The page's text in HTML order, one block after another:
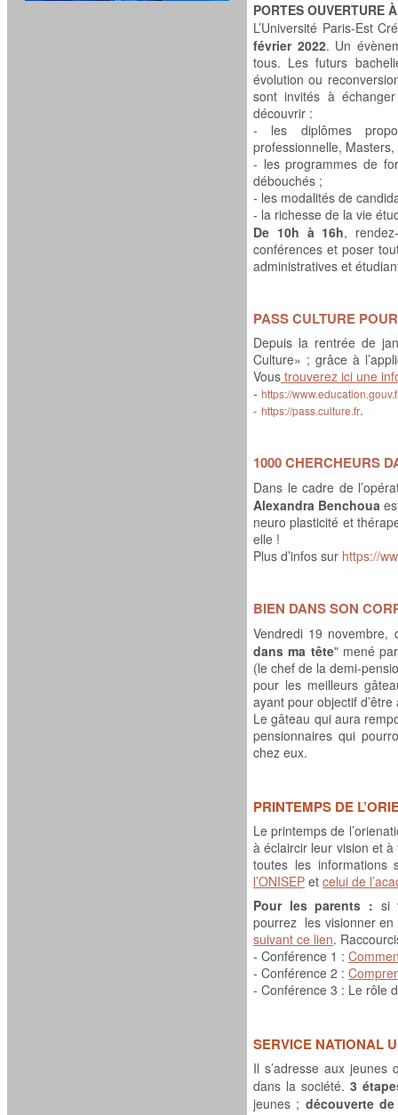
PORTES OUVERTURE À
L’Université Paris-Est
février 2022. Un
tous. Les futurs
évolution ou
sont invités à
découvrir :
- les diplômes
professionnelle,
- les programmes de
débouchés ;
- les modalités de
- la richesse de la vie
De 10h à 16h,
conférences et poser
administratives et
PASS CULTURE
Depuis la rentrée de
Culture» ; grâce à
Vous trouverez ici une
- https://
- https://pass.culture.fr.
1000 CHERCHEURS
Dans le cadre de
Alexandra Benchoua
neuro plasticité et
elle !
Plus d’infos sur https://
BIEN DANS SON
Vendredi 19
dans ma tête" mené
(le chef de la demi-
pour les meilleurs
ayant pour objectif
Le gâteau qui aura
pensionnaires qui
chez eux.
PRINTEMPS DE
Le printemps de
à éclaircir leur vision et
toutes les
l’ONISEP et celui de
Pour les parents : si
pourrez les visionner en
suivant ce lien.
- Conférence 1 :
- Conférence 2 :
- Conférence 3 : Le rôle
SERVICE NATIONAL
Il s’adresse aux
dans la société.3
jeunes ; découverte de